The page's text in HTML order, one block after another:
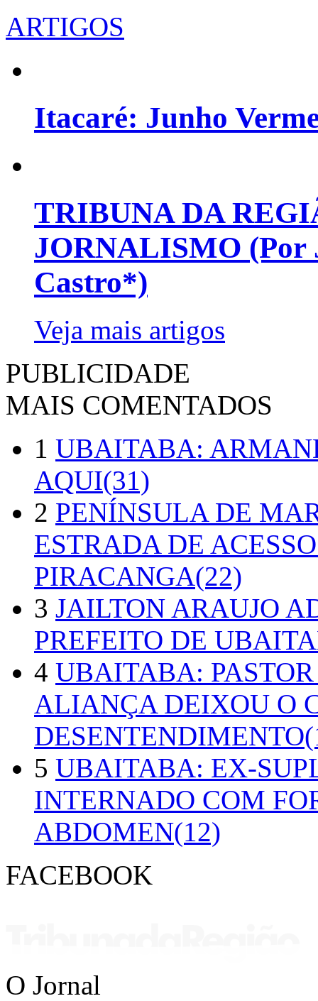
ARTIGOS
Itacaré: Junho
TRIBUNA DA
JORNALISMO (Por
Castro*)
Veja mais artigos
PUBLICIDADE
MAIS COMENTADOS
1 UBAITABA:
AQUI(31)
2 PENÍNSULA DE
ESTRADA DE
PIRACANGA(22)
3 JAILTON ARAUJO
PREFEITO DE
4 UBAITABA:
ALIANÇA DEIXOU O
5 UBAITABA: EX-
INTERNADO COM
ABDOMEN(12)
FACEBOOK
O Jornal